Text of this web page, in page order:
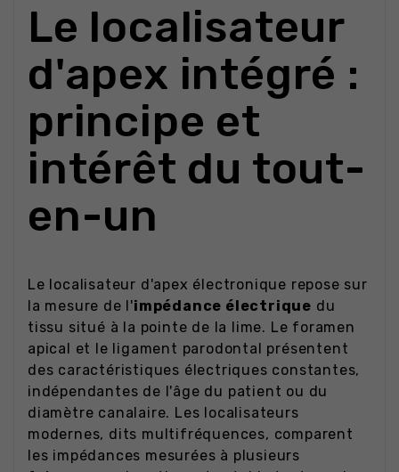
Le localisateur
d'apex intégré :
principe et
intérêt du tout-
en-un
Le localisateur d'apex électronique repose sur
la mesure de l'impédance électrique du
tissu situé à la pointe de la lime. Le foramen
apical et le ligament parodontal présentent
des caractéristiques électriques constantes,
indépendantes de l'âge du patient ou du
diamètre canalaire. Les localisateurs
modernes, dits multifréquences, comparent
les impédances mesurées à plusieurs